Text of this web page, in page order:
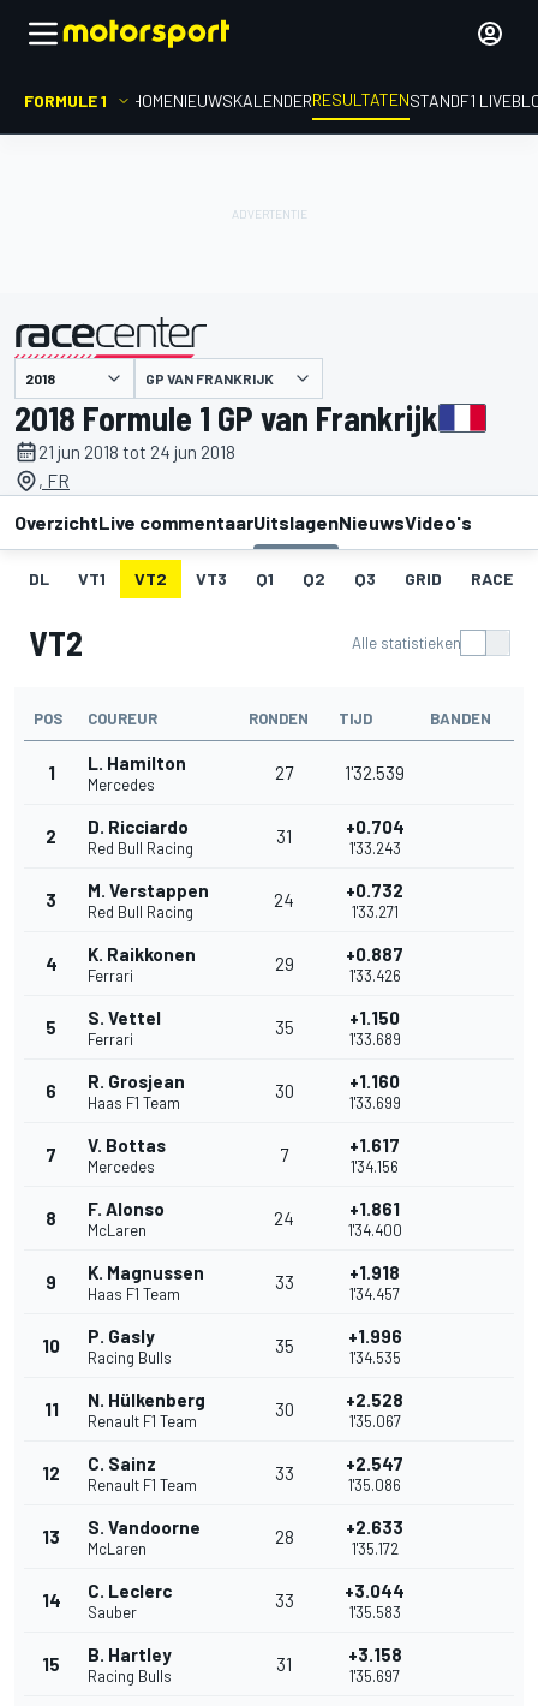
FORMULE 1 HOMENIEUWSKALENDERRESULTATENSTANDF1
gepresenteerd door GP VAN FRANKRIJK
2018 Formule 1 GP van Frankrijk
21 jun 2018 tot 24 jun 2018
, FR
OverzichtLive commentaarUitslagenNieuwsVideo's
DL VT1 VT2 VT3 Q1 Q2 Q3 GRID RACE
VT2 Alle statistieken
POS COUREUR RONDEN TIJD BANDEN
1 L. Hamilton
Mercedes
27 1'32.539
2 D. Ricciardo
Red Bull Racing
31 +0.704
1'33.243
3 M. Verstappen
Red Bull Racing
24 +0.732
1'33.271
4 K. Raikkonen
Ferrari
29 +0.887
1'33.426
5 S. Vettel
Ferrari
35 +1.150
1'33.689
6 R. Grosjean
Haas F1 Team
30 +1.160
1'33.699
7 V. Bottas
Mercedes
7 +1.617
1'34.156
8 F. Alonso
McLaren
24 +1.861
1'34.400
9 K. Magnussen
Haas F1 Team
33 +1.918
1'34.457
10 P. Gasly
Racing Bulls
35 +1.996
1'34.535
11 N. Hülkenberg
Renault F1 Team
30 +2.528
1'35.067
12 C. Sainz
Renault F1 Team
33 +2.547
1'35.086
13 S. Vandoorne
McLaren
28 +2.633
1'35.172
14 C. Leclerc
Sauber
33 +3.044
1'35.583
15 B. Hartley
Racing Bulls
31 +3.158
1'35.697